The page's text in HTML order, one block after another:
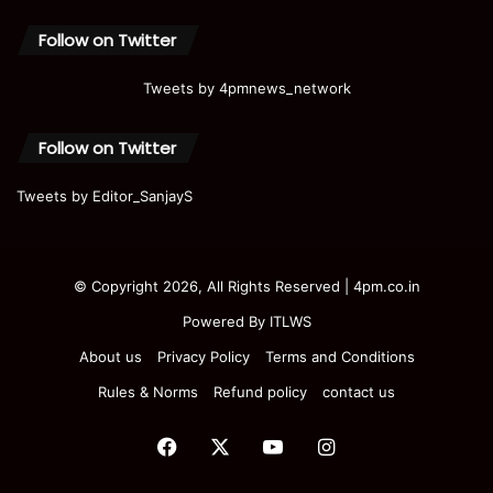
Follow on Twitter
Tweets by 4pmnews_network
Follow on Twitter
Tweets by Editor_SanjayS
© Copyright 2026, All Rights Reserved | 4pm.co.in
Powered By ITLWS
About us
Privacy Policy
Terms and Conditions
Rules & Norms
Refund policy contact us
Facebook YouTubeInstagram